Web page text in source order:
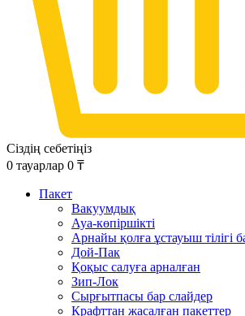
Сіздің себетіңіз
0 тауарлар 0 ₸
Пакет
Вакуумдық
Ауа-көпіршікті
Арнайы қолға ұстауыш тілігі
Дой-Пак
Қоқыс салуға арналған
Зип-Лок
Сырғытпасы бар слайдер
Крафттан жасалған пакеттер